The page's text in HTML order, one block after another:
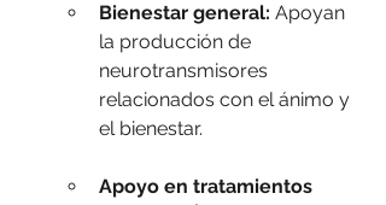
Bienestar general: Apoyan
la producción de
neurotransmisores
relacionados con el ánimo y
el bienestar.
Apoyo en tratamientos